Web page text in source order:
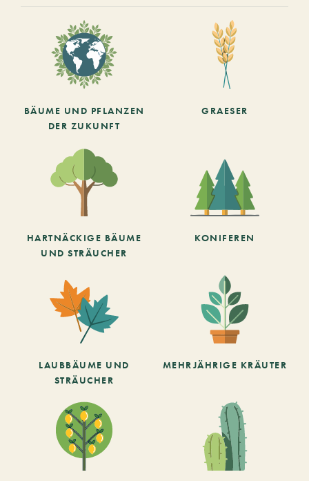
BÄUME UND PFLANZEN
DER ZUKUNFT
GRAESER
HARTNÄCKIGE BÄUME
UND STRÄUCHER
KONIFEREN
LAUBBÄUME UND
STRÄUCHER
MEHRJÄHRIGE KRÄUTER